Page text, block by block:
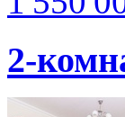
2-